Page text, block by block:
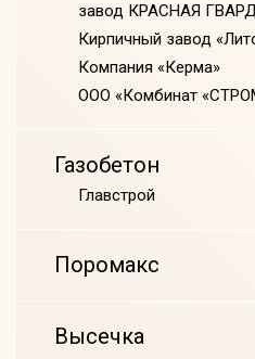
завод КРАСНАЯ
Кирпичный завод
Компания «Керма»
ООО «Комбинат
Газобетон
Главстрой
Поромакс
Высечка